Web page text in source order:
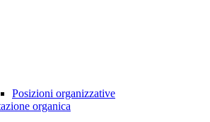
Posizioni organizzative
organica